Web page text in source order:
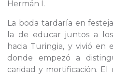
Hermán I.
La boda tardaría en
la de educar juntos a
hacia Turingia, y vivió en
donde empezó a
caridad y mortificación. El